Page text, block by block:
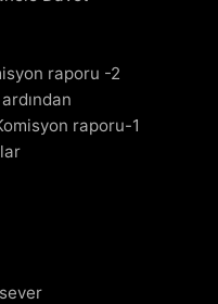
raporu -2
raporu-1